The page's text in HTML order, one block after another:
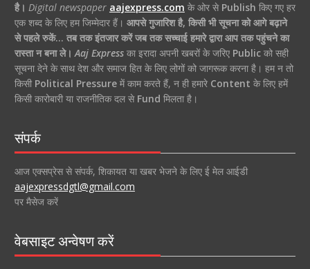
है। Digital newspaper aajexpress.com के ओर से Publish किए गए हर
एक शब्द के लिए हम जिम्मेदार हैं। आपसे गुजारिश है, किसी भी सूचना को आगे बढ़ाने
से पहले रुकें… तब तक इंतजार करें जब तक सच्चाई हमारे द्वारा आप तक पहुंचने का
रास्ता न बना ले। Aaj Expressका इरादा अपनी खबरों के जरिए Publicको सही
सूचना देने के साथ देश और समाज हित के लिए लोगों को जागरूक करना है। हम न तो
किसी Political Pressureमें काम करते हैं, न ही हमारे Content के लिए हमें
किसी कारोबारी या राजनीतिक दल से Fund मिलता है।
संपर्क
आज एक्सप्रेस से संपर्क, शिकायत या खबर भेजने के लिए ई मेल आईडी
aajexpressdgtl@gmail.com
पर मैसेज करें
वेबसाइट अन्वेषण करें